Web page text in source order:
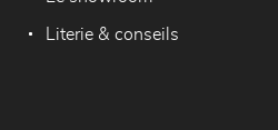
Literie & conseils